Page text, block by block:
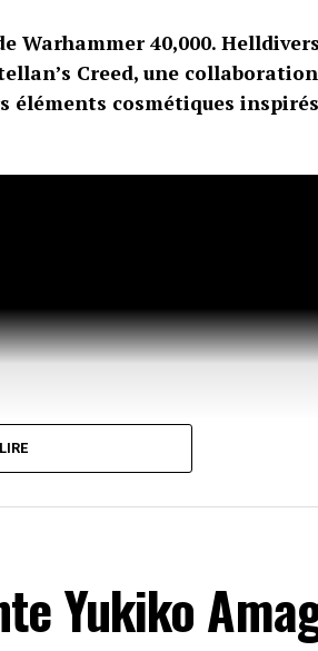
Warhammer 40,000.
Creed, une collaboration
éléments cosmétiques
Yukiko